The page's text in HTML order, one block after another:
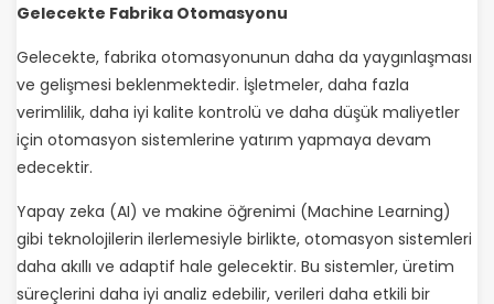
Gelecekte Fabrika Otomasyonu
Gelecekte, fabrika otomasyonunun daha da yaygınlaşması
ve gelişmesi beklenmektedir. İşletmeler, daha fazla
verimlilik, daha iyi kalite kontrolü ve daha düşük maliyetler
için otomasyon sistemlerine yatırım yapmaya devam
edecektir.
Yapay zeka (AI) ve makine öğrenimi (Machine Learning)
gibi teknolojilerin ilerlemesiyle birlikte, otomasyon sistemleri
daha akıllı ve adaptif hale gelecektir. Bu sistemler, üretim
süreçlerini daha iyi analiz edebilir, verileri daha etkili bir